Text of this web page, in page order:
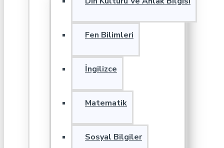
Fen Bilimleri
İngilizce
Matematik
Sosyal Bilgiler